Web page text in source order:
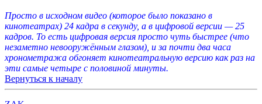
Просто в исходном видео (которое было показано в
кинотеатрах) 24 кадра в секунду, а в цифровой версии — 25
кадров. То есть цифровая версия просто чуть быстрее (что
незаметно невооружённым глазом), и за почти два часа
хронометража обгоняет кинотеатральную версию как раз на
эти самые четыре с половиной минуты.
Вернуться к началу